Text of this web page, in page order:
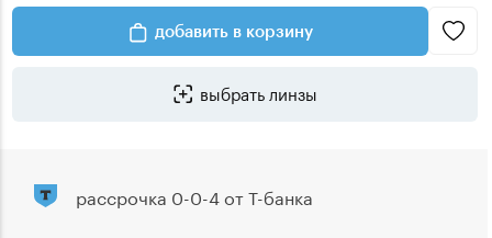
добавить в корзину
выбрать линзы
рассрочка 0-0-4 от Т-банка